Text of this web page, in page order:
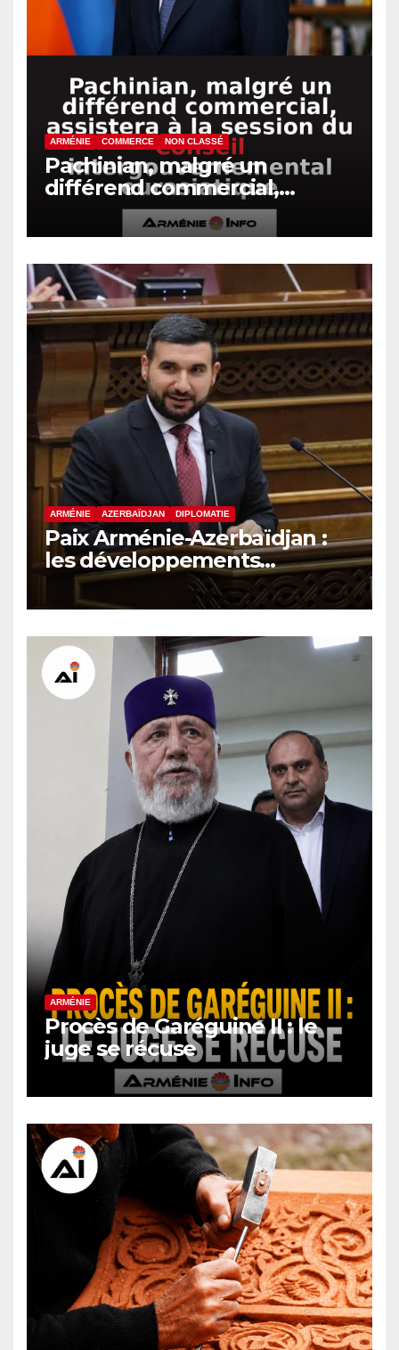
ARMÉNIE COMMERCE NON CLASSÉ
Pachinian, malgré un
différend commercial,
assistera à la session du
Conseil intergouvernemental
ARMÉNIE AZERBAÏDJAN DIPLOMATIE
Paix Arménie-Azerbaïdjan :
les développements
internationaux pèsent sur la
signature finale
ARMÉNIE
Procès de Garéguine II : le
juge se récuse